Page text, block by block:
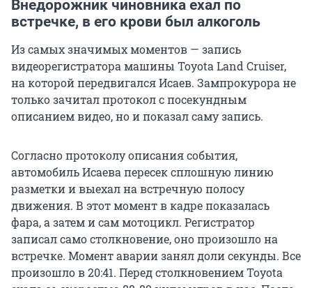
Внедорожник чиновника ехал по
встречке, в его крови был алкоголь
Из самых значимых моментов — запись
видеорегистратора машины Toyota Land Cruiser,
на которой передвигался Исаев. Зампрокурора не
только зачитал протокол с посекундным
описанием видео, но и показал саму запись.
Согласно протоколу описания события,
автомобиль Исаева пересек сплошную линию
разметки и выехал на встречную полосу
движения. В этот момент в кадре показалась
фара, а затем и сам мотоцикл. Регистратор
записал само столкновение, оно произошло на
встречке. Момент аварии занял доли секунды. Все
произошло в 20:41. Перед столкновением Toyota